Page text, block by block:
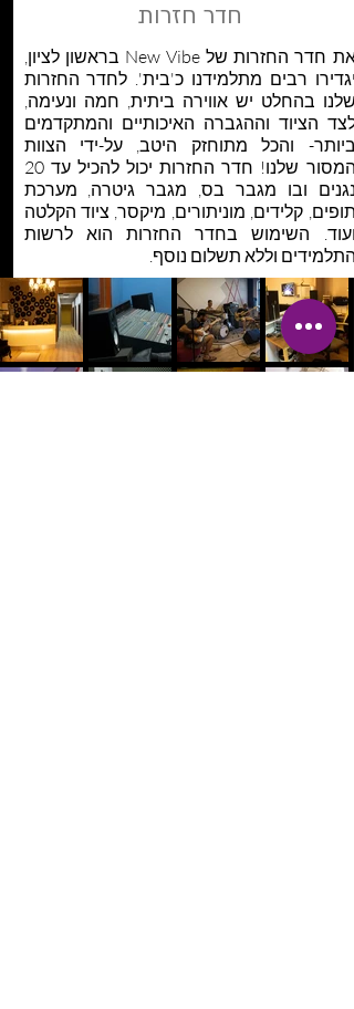
חדר חזרות
את חדר החזרות של New Vibe בראשון לציון,
יגדירו רבים מתלמידנו כ'בית'. לחדר החזרות
שלנו בהחלט יש אווירה ביתית, חמה ונעימה,
לצד הציוד וההגברה האיכותיים והמתקדמים
ביותר- והכל מתוחזק היטב, על-ידי הצוות
המסור שלנו! חדר החזרות יכול להכיל עד 20
נגנים ובו מגבר בס, מגבר גיטרה, מערכת
תופים, קלידים, מוניתורים, מיקסר, ציוד הקלטה
ועוד. השימוש בחדר החזרות הוא לרשות
התלמידים וללא תשלום נוסף.
מה חדש